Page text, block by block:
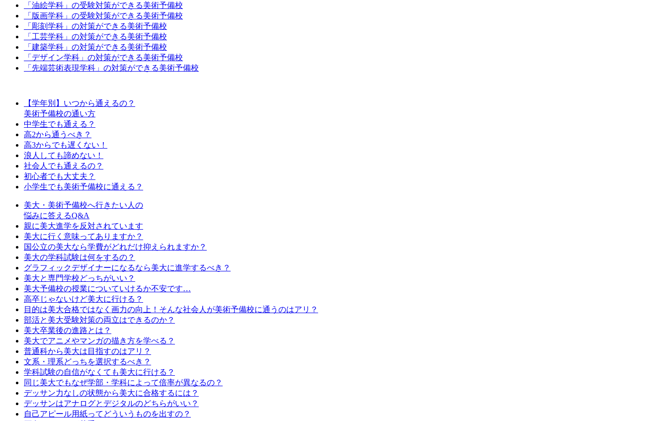
「油絵学科」の受験対策ができる美術予備校
「版画学科」の受験対策ができる美術予備校
「彫刻学科」の対策ができる美術予備校
「工芸学科」の対策ができる美術予備校
「建築学科」の対策ができる美術予備校
「デザイン学科」の対策ができる美術予備校
「先端芸術表現学科」の対策ができる美術予備校
【学年別】いつから通えるの？
美術予備校の通い方
中学生でも通える？
高2から通うべき？
高3からでも遅くない！
浪人しても諦めない！
社会人でも通えるの？
初心者でも大丈夫？
小学生でも美術予備校に通える？
美大・美術予備校へ行きたい人の
悩みに答えるQ&A
親に美大進学を反対されています
美大に行く意味ってありますか？
国公立の美大なら学費がどれだけ抑えられますか？
美大の学科試験は何をするの？
グラフィックデザイナーになるなら美大に進学するべき？
美大と専門学校どっちがいい？
美大予備校の授業についていけるか不安です…
高卒じゃないけど美大に行ける？
目的は美大合格ではなく画力の向上！そんな社会人が美術予備校に通うのはアリ？
部活と美大受験対策の両立はできるのか？
美大卒業後の進路とは？
美大でアニメやマンガの描き方を学べる？
普通科から美大は目指すのはアリ？
文系・理系どっちを選択するべき？
学科試験の自信がなくても美大に行ける？
同じ美大でもなぜ学部・学科によって倍率が異なるの？
デッサン力なしの状態から美大に合格するには？
デッサンはアナログとデジタルのどちらがいい？
自己アピール用紙ってどういうものを出すの？